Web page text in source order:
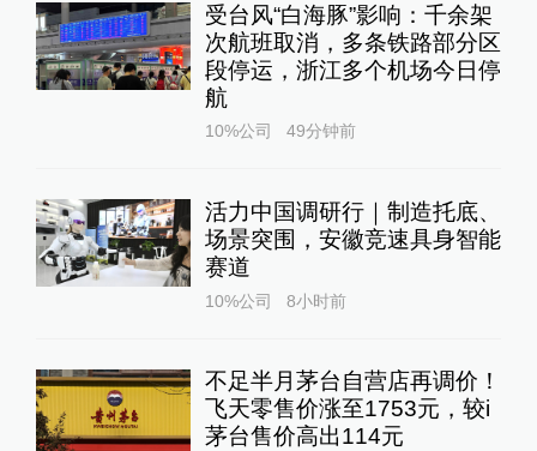
受台风“白海豚”影响：千余架
次航班取消，多条铁路部分区
段停运，浙江多个机场今日停
航
10%公司 49分钟前
活力中国调研行｜制造托底、
场景突围，安徽竞速具身智能
赛道
10%公司 8小时前
不足半月茅台自营店再调价！
飞天零售价涨至1753元，较i
茅台售价高出114元